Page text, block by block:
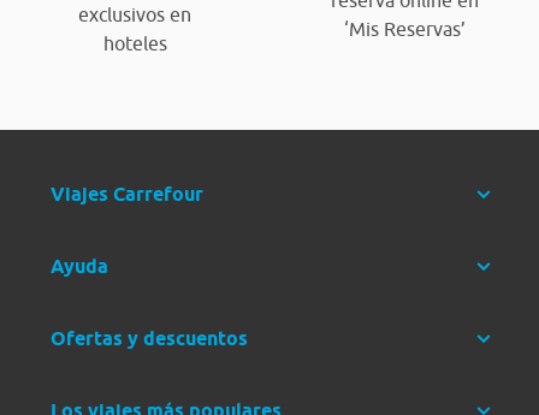
exclusivos en
hoteles
‘Mis Reservas’
Viajes Carrefour
Ayuda
Ofertas y descuentos